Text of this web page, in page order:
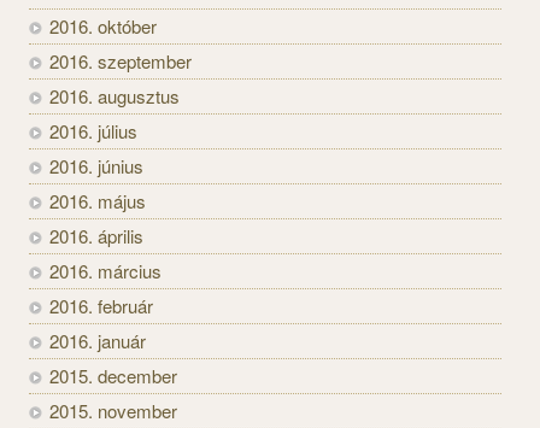
2016. október
2016. szeptember
2016. augusztus
2016. július
2016. június
2016. május
2016. április
2016. március
2016. február
2016. január
2015. december
2015. november